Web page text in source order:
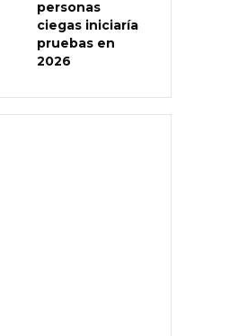
personas
ciegas iniciaría
pruebas en
2026